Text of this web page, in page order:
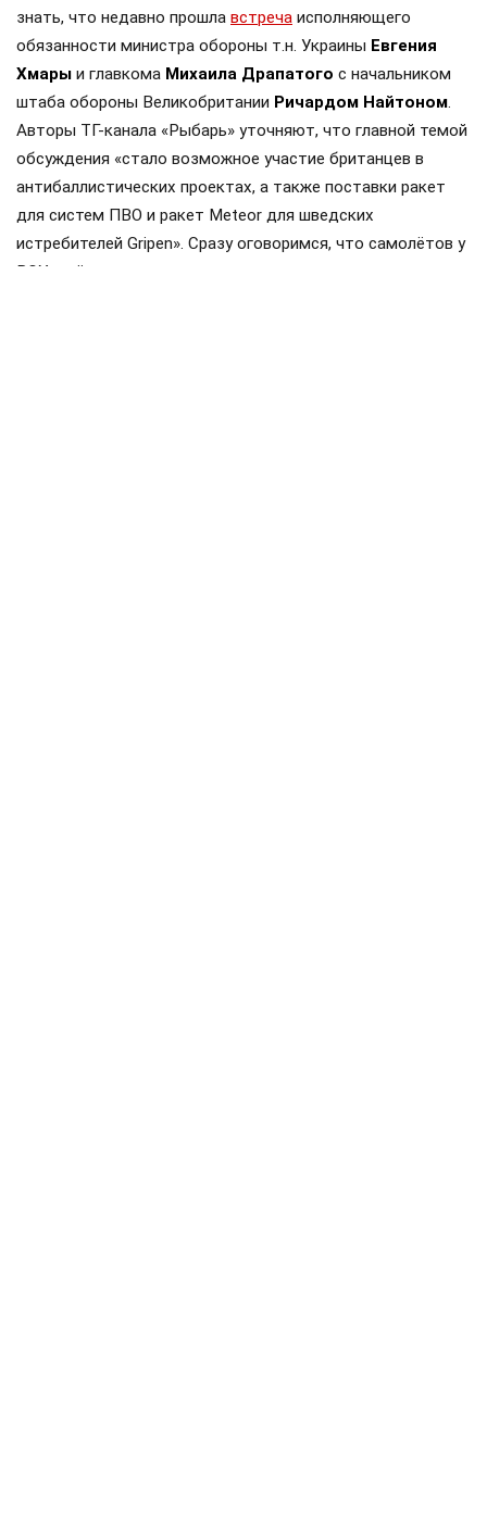
знать, что недавно прошла встреча исполняющего
обязанности министра обороны т.н. Украины Евгения
Хмары и главкома Михаила Драпатого с начальником
штаба обороны Великобритании Ричардом Найтоном
Авторы ТГ-канала «Рыбарь» уточняют, что главной темой
обсуждения «стало возможное участие британцев в
антибаллистических проектах, а также поставки ракет
для систем ПВО и ракет Meteor для шведских
истребителей Gripen». Сразу оговоримся, что самолётов у
ВСУ ещё нет, но планы на них уже наполеоновские.